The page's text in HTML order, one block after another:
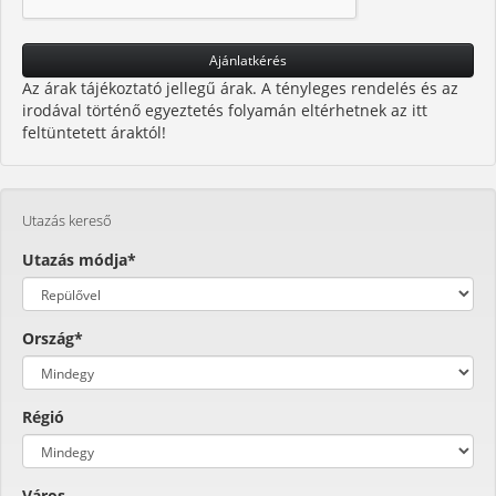
Az árak tájékoztató jellegű árak. A tényleges rendelés és az
irodával történő egyeztetés folyamán eltérhetnek az itt
feltüntetett áraktól!
Utazás kereső
Utazás módja*
Ország*
Régió